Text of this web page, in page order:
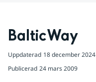
BalticWay
Uppdaterad 18 december 2024
Publicerad 24 mars 2009